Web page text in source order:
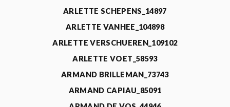
ARLETTE SCHEPENS_14897
ARLETTE VANHEE_104898
ARLETTE VERSCHUEREN_109102
ARLETTE VOET_58593
ARMAND BRILLEMAN_73743
ARMAND CAPIAU_85091